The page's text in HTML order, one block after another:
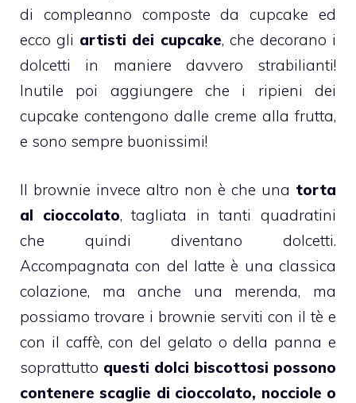
di compleanno composte dacupcake ed
ecco gli artisti dei cupcake, che decorano i
dolcetti in maniere davvero strabilianti!
Inutile poi aggiungere che i ripieni dei
cupcake contengono dalle creme alla frutta,
e sono sempre buonissimi!
Il brownie invece altro non è che una torta
al cioccolato, tagliata in tanti quadratini
che quindi diventano dolcetti.
Accompagnata con del latte è una classica
colazione, ma anche una merenda, ma
possiamo trovare i brownie serviti con il tè e
con il caffè, con del gelato o della panna e
soprattutto questi dolci biscottosi possono
contenere scaglie di cioccolato, nocciole o